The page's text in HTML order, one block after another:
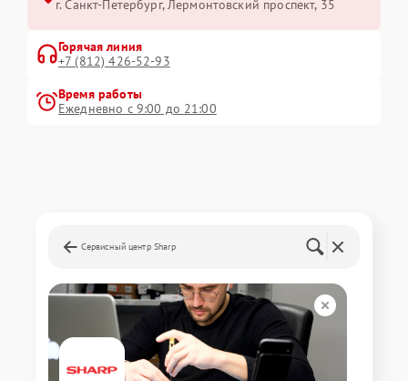
г. Санкт-Петербург, Лермонтовский проспект, 35
Горячая линия
+7 (812) 426-52-93
Время работы
Ежедневно с 9:00 до 21:00
Сервисный центр Sharp